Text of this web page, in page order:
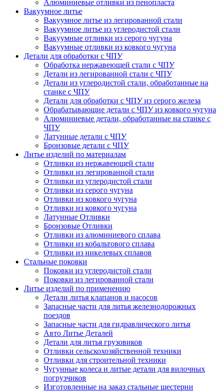
Алюминиевые отливки из пенопласта
Вакуумное литье
Вакуумное литье из легированной стали
Вакуумное литье из углеродистой стали
Вакуумные отливки из серого чугуна
Вакуумные отливки из ковкого чугуна
Детали для обработки с ЧПУ
Обработка нержавеющей стали с ЧПУ
Детали из легированной стали с ЧПУ
Детали из углеродистой стали, обработанные на
станке с ЧПУ
Детали для обработки с ЧПУ из серого железа
Обрабатывающие детали с ЧПУ из ковкого чугуна
Алюминиевые детали, обработанные на станке с
ЧПУ
Латунные детали с ЧПУ
Бронзовые детали с ЧПУ
Литье изделий по материалам
Отливки из нержавеющей стали
Отливки из легированной стали
Отливки из углеродистой стали
Отливки из серого чугуна
Отливки из ковкого чугуна
Отливки из ковкого чугуна
Латунные Отливки
Бронзовые Отливки
Отливки из алюминиевого сплава
Отливки из кобальтового сплава
Отливки из никелевых сплавов
Стальные поковки
Поковки из углеродистой стали
Поковки из легированной стали
Литье изделий по применению
Детали литья клапанов и насосов
Запасные части для литья железнодорожных
поездов
Запасные части для гидравлического литья
Авто Литье Деталей
Детали для литья грузовиков
Отливки сельскохозяйственной техники
Отливки для строительной техники
Чугунные колеса и литые детали для вилочных
погрузчиков
Изготовленные на заказ стальные шестерни